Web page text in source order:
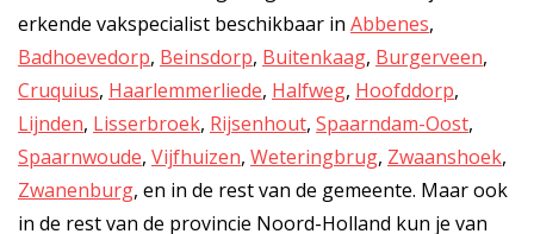
erkende vakspecialist beschikbaar in Abbenes,
Badhoevedorp, Beinsdorp, Buitenkaag, Burgerveen,
Cruquius, Haarlemmerliede, Halfweg, Hoofddorp,
Lijnden, Lisserbroek, Rijsenhout, Spaarndam-Oost,
Spaarnwoude, Vijfhuizen, Weteringbrug, Zwaanshoek,
Zwanenburg, en in de rest van de gemeente. Maar ook
in de rest van de provincie Noord-Holland kun je van